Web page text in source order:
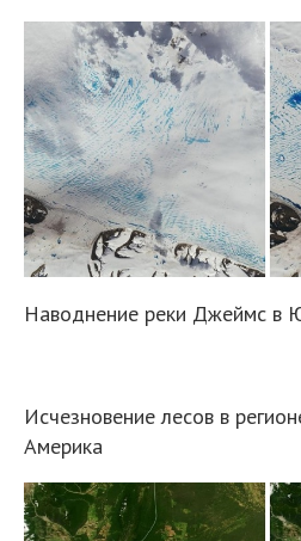
Наводнение реки Джеймс в
Исчезновение лесов в
Америка